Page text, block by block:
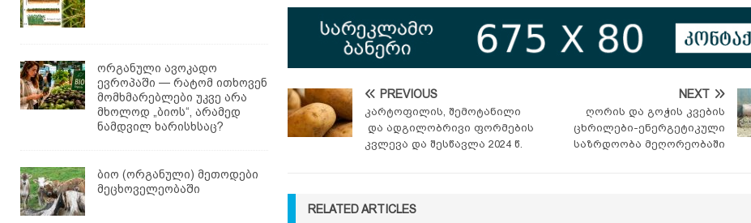
PREVIOUS
კარტოფილის, შემოტანილი
და ადგილობრივი ფორმების
კვლევა და შესწავლა 2024 წ.
NEXT
ღორის და გოჭის კვების
ცხრილები-ენერგეტიკული
საზრდოობა მეღორეობაში
RELATED ARTICLES
ორგანული ავოკადო
ევროპაში — რატომ ითხოვენ
მომხმარებლები უკვე არა
მხოლოდ „ბიოს“, არამედ
ნამდვილ ხარისხსაც?
ბიო (ორგანული) მეთოდები
მეცხოველეობაში